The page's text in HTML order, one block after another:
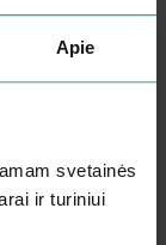
Apie
svetainės
ir turiniui